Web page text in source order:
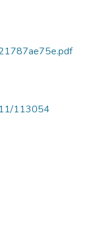
113054